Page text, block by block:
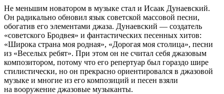
Не меньшим новатором в музыке стал и Исаак Дунаевский.
Он радикально обновил язык советской массовой песни,
обогатив его элементами джаза. Дунаевский — создатель
«советского Бродвея» и фантастических песенных хитов:
«Широка страна моя родная», «Дорогая моя столица», песни
из «Веселых ребят». При этом он не считал себя джазовым
композитором, потому что его репертуар был гораздо шире
стилистически, но он прекрасно ориентировался в джазовой
музыке и многие из его композиций и песен взяли
на вооружение джазовые музыканты.